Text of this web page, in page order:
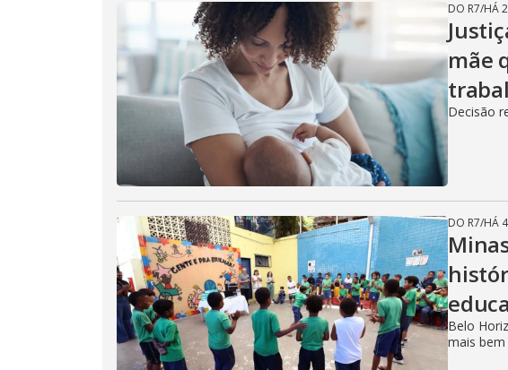
DO R7/HÁ
mãe
Decisão
DO R7/HÁ
Belo
mais